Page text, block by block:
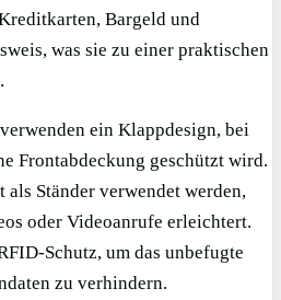
Bargeld und
was sie zu einer praktischen
ein Klappdesign, bei
Frontabdeckung geschützt wird.
Ständer verwendet werden,
oder Videoanrufe erleichtert.
Schutz, um das unbefugte
zu verhindern.